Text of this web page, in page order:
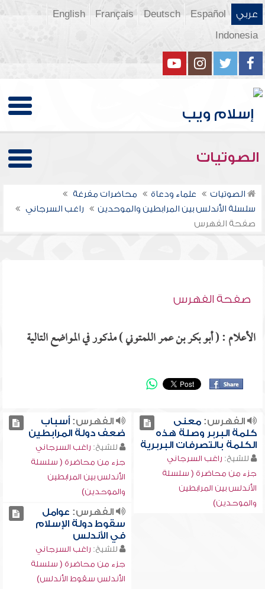
عربي Español
Deutsch
Français
English
Indonesia
الصوتيات
الصوتيات علماء ودعاة
محاضرات مفرغة
سلسلة الأندلس بين المرابطين والموحدين
راغب السرجاني
صفحة الفهرس
صفحة الفهرس
الأعلام : ( أبو بكر بن عمر اللمتوني ) مذكور في المواضع التالية
الفهرس:معنى
كلمة البربر وصلة هذه
الكلمة بالتصرفات البربرية
للشيخ: راغب السرجاني
جزء من محاضرة ( سلسلة
الأندلس بين المرابطين
والموحدين)
الفهرس:أسباب
ضعف دولة المرابطين
للشيخ: راغب السرجاني
جزء من محاضرة ( سلسلة
الأندلس بين المرابطين
والموحدين)
الفهرس: عوامل
سقوط دولة الإسلام
في الأندلس
للشيخ: راغب السرجاني
جزء من محاضرة ( سلسلة
الأندلس سقوط الأندلس)